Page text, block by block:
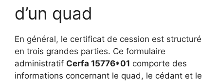
d’un quad
En général, le certificat de cession est structuré
en trois grandes parties. Ce formulaire
administratif Cerfa 15776*01 comporte des
informations concernant le quad, le cédant et le